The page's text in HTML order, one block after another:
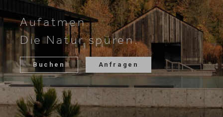
Aufatmen.
Die Natur spüren.
Buchen Anfragen